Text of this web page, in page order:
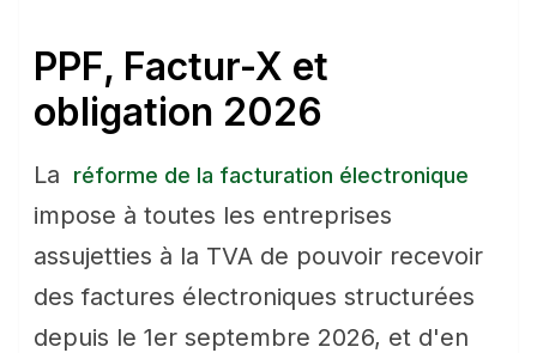
PPF, Factur-X et
obligation 2026
La réforme de la facturation électronique
impose à toutes les entreprises
assujetties à la TVA de pouvoir recevoir
des factures électroniques structurées
depuis le 1er septembre 2026, et d'en